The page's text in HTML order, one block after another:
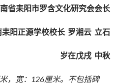
省耒阳市罗含文化研究会会长
耒阳正源学校校长 罗湘云 立石
岁在戊戌 中秋
，宽： 126厘米。不包括碑